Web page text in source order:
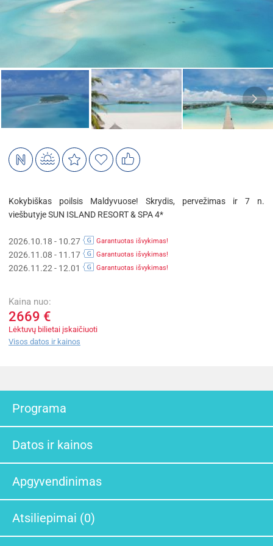
Kokybiškas poilsis Maldyvuose! Skrydis, pervežimas ir 7 n.
viešbutyje SUN ISLAND RESORT & SPA 4*
2026.10.18 - 10.27 Garantuotas išvykimas!
2026.11.08 - 11.17 Garantuotas išvykimas!
2026.11.22 - 12.01 Garantuotas išvykimas!
Kaina nuo:
2669 €
Lėktuvų bilietai įskaičiuoti
Visos datos ir kainos
Programa
Datos ir kainos
Apgyvendinimas
Atsiliepimai (0)